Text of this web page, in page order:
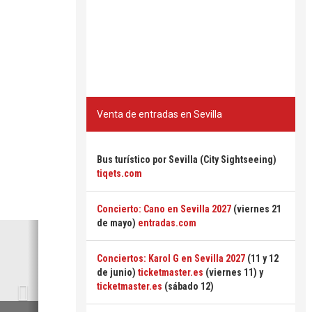
Venta de entradas en Sevilla
Bus turístico por Sevilla (City Sightseeing)
tiqets.com
Concierto: Cano en Sevilla 2027 (viernes 21
de mayo) entradas.com
Conciertos: Karol G en Sevilla 2027 (11 y 12
de junio) ticketmaster.es (viernes 11) y
ticketmaster.es (sábado 12)